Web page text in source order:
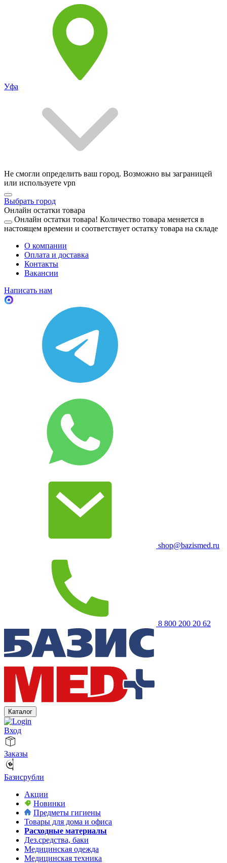
Уфа
Не смогли определить ваш город. Возможно вы заграницей
или используете vpn
Выбрать город
Онлайн остатки товара
Онлайн остатки товара! Количество товара меняется в
настоящем времени и соответствует остатку товара на складе
О компании
Оплата и доставка
Контакты
Вакансии
Написать нам
shop@bazismed.ru
8 800 200 20 62
Каталог
Вход
Заказы
Базисрубли
Акции
Новинки
Предметы гигиены
Товары для дома и офиса
Расходные материалы
Дез.средства, баки
Медицинская одежда
Медицинская техника